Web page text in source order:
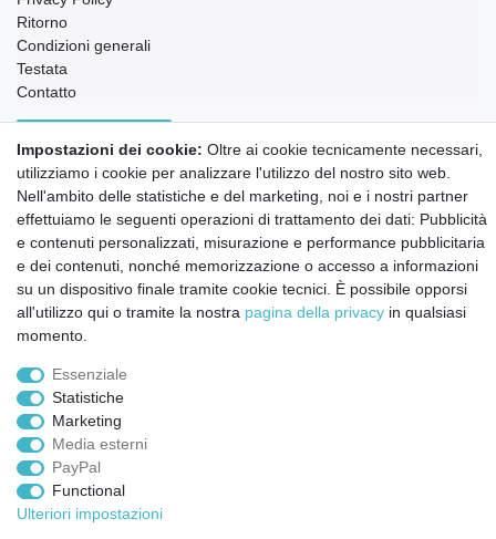
Ritorno
Condizioni generali
Testata
Contatto
Notizie sui materiali Montessori e sull'educazione
Montessori.
Informazioni settimanali gratuite
Confermo di aver preso visione della: policy
. Il mio accordo può essere revocato
in qualsiasi momento.
Impostazioni dei cookie: Oltre ai cookie tecnicamente necessari,
utilizziamo i cookie per analizzare l'utilizzo del nostro sito web.
Nell'ambito delle statistiche e del marketing, noi e i nostri partner
effettuiamo le seguenti operazioni di trattamento dei dati: Pubblicità
e contenuti personalizzati, misurazione e performance pubblicitaria
e dei contenuti, nonché memorizzazione o accesso a informazioni
su un dispositivo finale tramite cookie tecnici. È possibile opporsi
all'utilizzo qui o tramite la nostra pagina della privacy in qualsiasi
momento.
Essenziale
Statistiche
Marketing
Media esterni
PayPal
Functional
Ulteriori impostazioni